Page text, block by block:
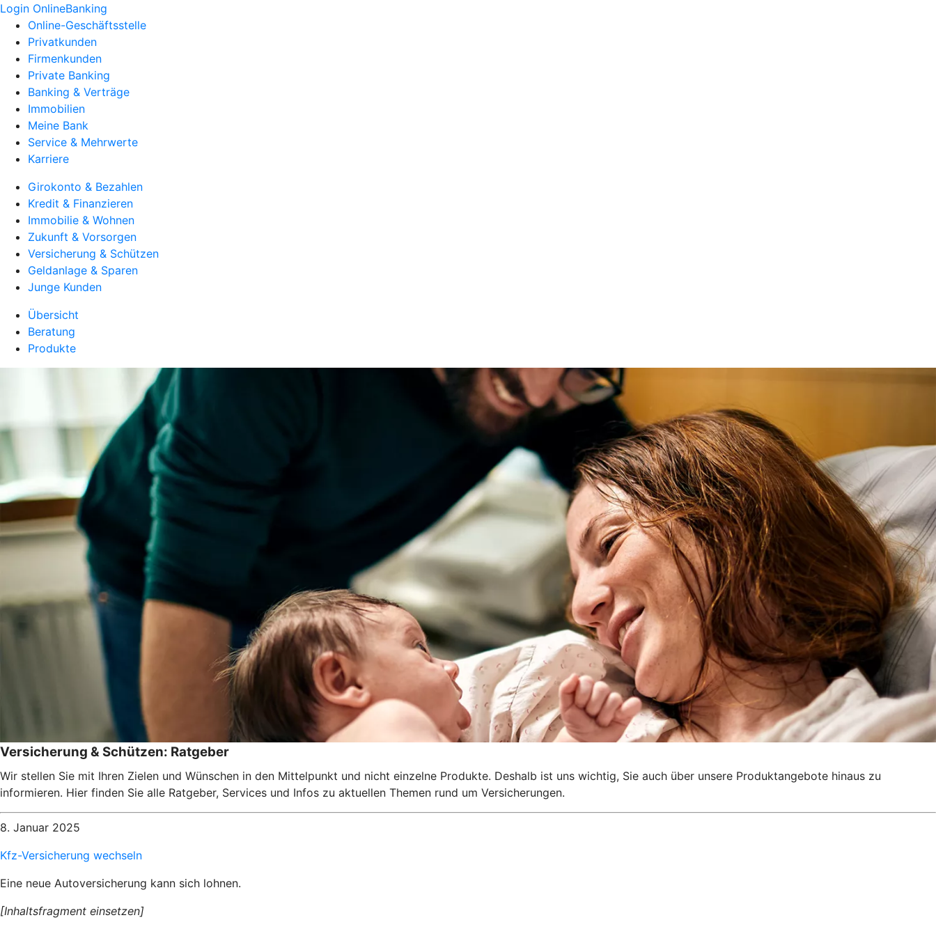
Login OnlineBanking
Online-Geschäftsstelle
Privatkunden
Firmenkunden
Private Banking
Banking & Verträge
Immobilien
Meine Bank
Service & Mehrwerte
Karriere
Girokonto & Bezahlen
Kredit & Finanzieren
Immobilie & Wohnen
Zukunft & Vorsorgen
Versicherung & Schützen
Geldanlage & Sparen
Junge Kunden
Übersicht
Beratung
Produkte
Versicherung & Schützen: Ratgeber
Wir stellen Sie mit Ihren Zielen und Wünschen in den Mittelpunkt und nicht einzelne Produkte. Deshalb ist uns wichtig, Sie auch über unsere Produktangebote hinaus zu
informieren. Hier finden Sie alle Ratgeber, Services und Infos zu aktuellen Themen rund um Versicherungen.
8. Januar 2025
Kfz-Versicherung wechseln
Eine neue Autoversicherung kann sich lohnen.
[Inhaltsfragment einsetzen]